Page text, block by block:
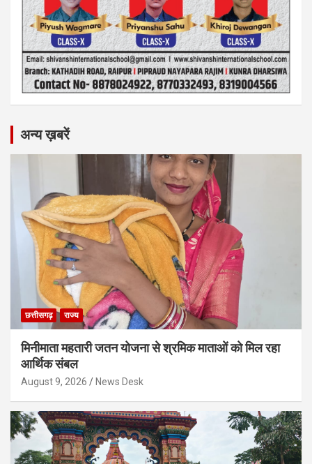
अन्य ख़बरें
छत्तीसगढ़ राज्य
मिनीमाता महतारी जतन योजना से श्रमिक माताओं को मिल रहा
आर्थिक संबल
August 9, 2026 News Desk